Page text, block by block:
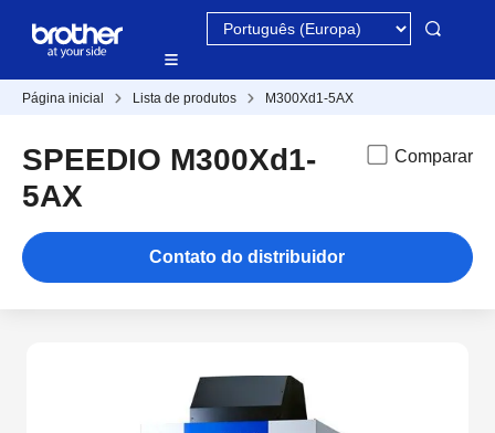
Página inicial Lista de produtos M300Xd1-5AX
SPEEDIO M300Xd1-
5AX
Comparar
Contato do distribuidor